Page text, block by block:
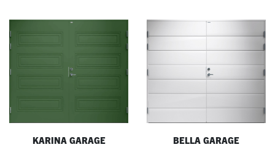
KARINA GARAGE BELLA GARAGE